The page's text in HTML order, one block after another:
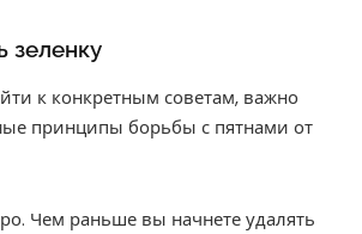
зеленку
к конкретным советам, важно
принципы борьбы с пятнами от
Чем раньше вы начнете удалять